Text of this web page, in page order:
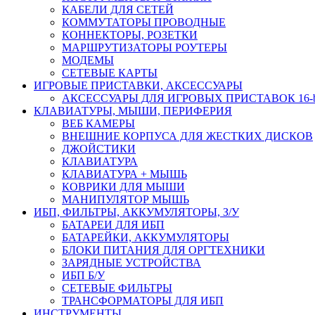
КАБЕЛИ ДЛЯ СЕТЕЙ
КОММУТАТОРЫ ПРОВОДНЫЕ
КОННЕКТОРЫ, РОЗЕТКИ
МАРШРУТИЗАТОРЫ РОУТЕРЫ
МОДЕМЫ
СЕТЕВЫЕ КАРТЫ
ИГРОВЫЕ ПРИСТАВКИ, АКСЕССУАРЫ
АКСЕССУАРЫ ДЛЯ ИГРОВЫХ ПРИСТАВОК 16-
КЛАВИАТУРЫ, МЫШИ, ПЕРИФЕРИЯ
ВЕБ КАМЕРЫ
ВНЕШНИЕ КОРПУСА ДЛЯ ЖЕСТКИХ ДИСКОВ
ДЖОЙСТИКИ
КЛАВИАТУРА
КЛАВИАТУРА + МЫШЬ
КОВРИКИ ДЛЯ МЫШИ
МАНИПУЛЯТОР МЫШЬ
ИБП, ФИЛЬТРЫ, АККУМУЛЯТОРЫ, З/У
БАТАРЕИ ДЛЯ ИБП
БАТАРЕЙКИ, АККУМУЛЯТОРЫ
БЛОКИ ПИТАНИЯ ДЛЯ ОРГТЕХНИКИ
ЗАРЯДНЫЕ УСТРОЙСТВА
ИБП Б/У
СЕТЕВЫЕ ФИЛЬТРЫ
ТРАНСФОРМАТОРЫ ДЛЯ ИБП